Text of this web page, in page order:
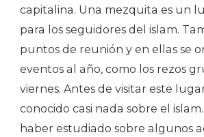
capitalina. Una mezquita es un
para los seguidores del islam.
puntos de reunión y en ellas se
eventos al año, como los rezos
viernes. Antes de visitar este
conocido casi nada sobre el
haber estudiado sobre algunos